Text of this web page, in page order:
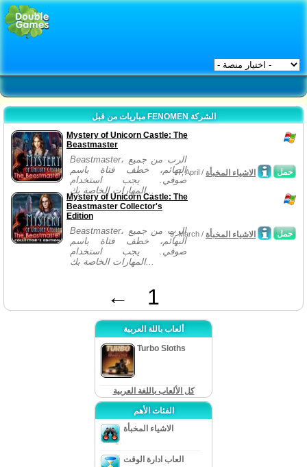
مباريات من قبل FENOMEN الشركة
Mystery of Unicorn Castle: The
Beastmaster
Beastmaster، الرب من جميع
البهائم، خطف فتاة باسم
صوفي. يجب استخدام
المهارات الخاصة بك...
حمل 7, April / الاشياء المخبأة
Mystery of Unicorn Castle: The
Beastmaster Collector's
Edition
Beastmaster، الرب من جميع
البهائم، خطف فتاة باسم
صوفي. يجب استخدام
المهارات الخاصة بك...
حمل 9, March / الاشياء المخبأة
← 1
ألعاب باللة العربية
Turbo Sloths
كل الألعاب باللغة العربية
الفئات الأهم
الاشياء المخبأة
العاب ادارة الوقت